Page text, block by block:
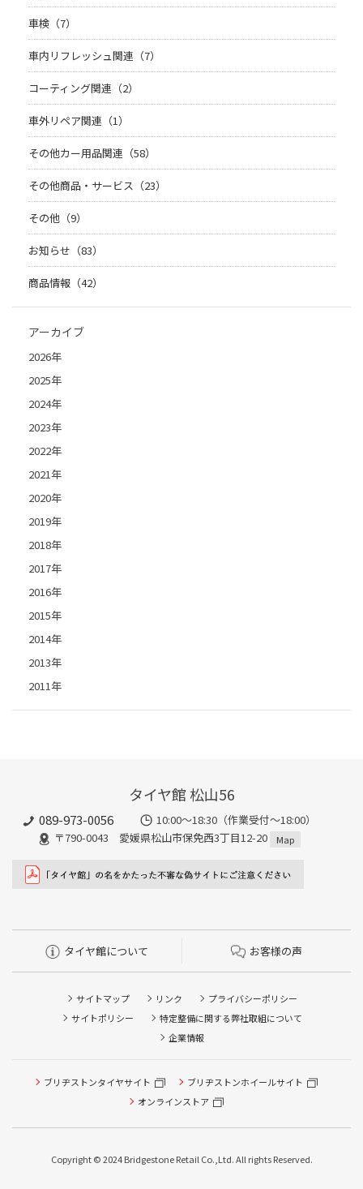
車検（7）
車内リフレッシュ関連（7）
コーティング関連（2）
車外リペア関連（1）
その他カー用品関連（58）
その他商品・サービス（23）
その他（9）
お知らせ（83）
商品情報（42）
アーカイブ
2026年
2025年
2024年
2023年
2022年
2021年
2020年
2019年
2018年
2017年
2016年
2015年
2014年
2013年
2011年
タイヤ館 松山56
089-973-0056
10:00～18:30（作業受付～18:00）
〒790-0043 愛媛県松山市保免西3丁目12-20
Map
タイヤ館について お客様の声
サイトマップ リンク
プライバシーポリシー
サイトポリシー
特定整備に関する弊社取組について
企業情報
ブリヂストンタイヤサイト
ブリヂストンホイールサイト
オンラインストア
Copyright © 2024 Bridgestone Retail Co.,Ltd. All rights Reserved.
タイヤ点検・安全点検/タイヤ履き替え/オイル交換/その他
ピット作業の予約
本日のタイヤ履き替え順番待ち予約 ※クローク契約会員の